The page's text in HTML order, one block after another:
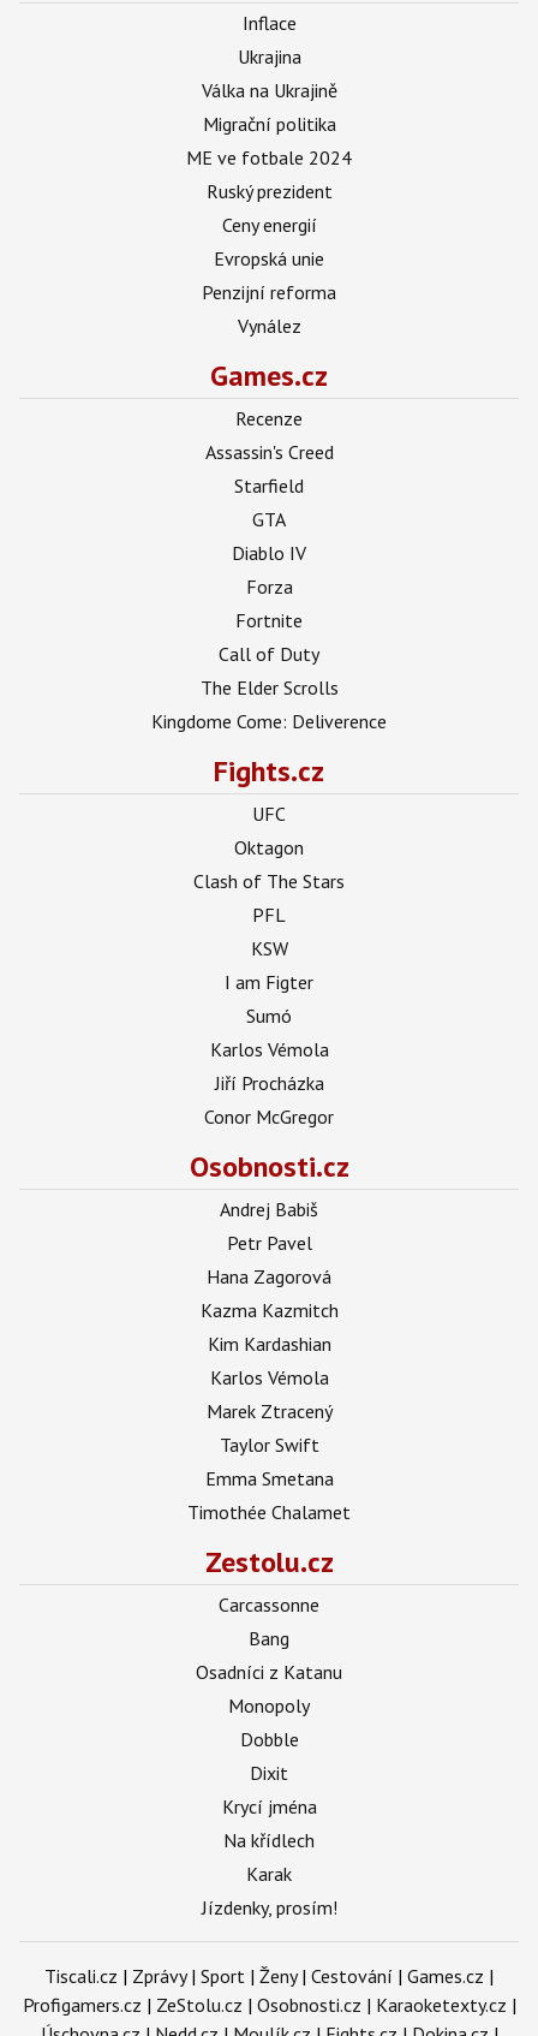
Inflace
Ukrajina
Válka na Ukrajině
Migrační politika
ME ve fotbale 2024
Ruský prezident
Ceny energií
Evropská unie
Penzijní reforma
Vynález
Games.cz
Recenze
Assassin's Creed
Starfield
GTA
Diablo IV
Forza
Fortnite
Call of Duty
The Elder Scrolls
Kingdome Come: Deliverence
Fights.cz
UFC
Oktagon
Clash of The Stars
PFL
KSW
I am Figter
Sumó
Karlos Vémola
Jiří Procházka
Conor McGregor
Osobnosti.cz
Andrej Babiš
Petr Pavel
Hana Zagorová
Kazma Kazmitch
Kim Kardashian
Karlos Vémola
Marek Ztracený
Taylor Swift
Emma Smetana
Timothée Chalamet
Zestolu.cz
Carcassonne
Bang
Osadníci z Katanu
Monopoly
Dobble
Dixit
Krycí jména
Na křídlech
Karak
Jízdenky, prosím!
Tiscali.cz | Zprávy| Sport | Ženy| Cestování | Games.cz |
Profigamers.cz | ZeStolu.cz | Osobnosti.cz | Karaoketexty.cz |